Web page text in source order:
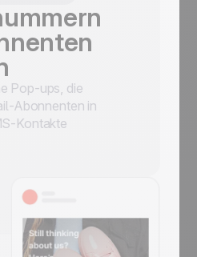
Pop-ups, die
Abonnenten in
Kontakte